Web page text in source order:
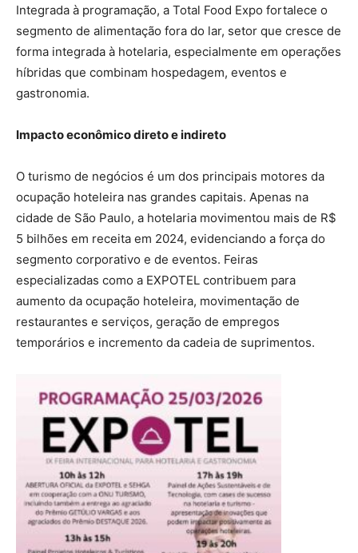
Integrada à programação, a Total Food Expo fortalece o
segmento de alimentação fora do lar, setor que cresce de
forma integrada à hotelaria, especialmente em operações
híbridas que combinam hospedagem, eventos e
gastronomia.
Impacto econômico direto e indireto
O turismo de negócios é um dos principais motores da
ocupação hoteleira nas grandes capitais. Apenas na
cidade de São Paulo, a hotelaria movimentou mais de R$
5 bilhões em receita em 2024, evidenciando a força do
segmento corporativo e de eventos. Feiras
especializadas como a EXPOTEL contribuem para
aumento da ocupação hoteleira, movimentação de
restaurantes e serviços, geração de empregos
temporários e incremento da cadeia de suprimentos.